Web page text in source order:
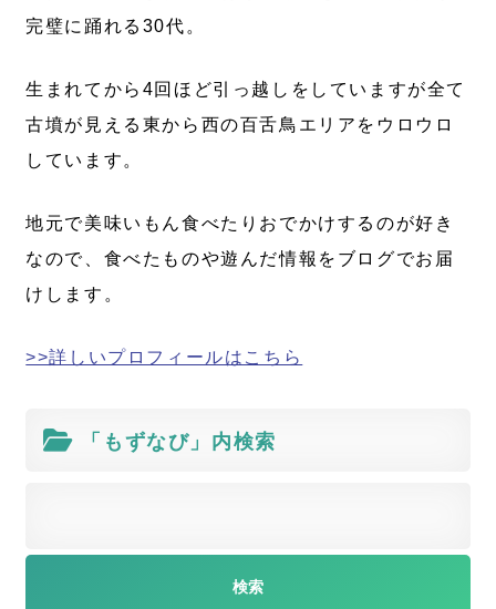
完璧に踊れる30代。
生まれてから4回ほど引っ越しをしていますが全て
古墳が見える東から西の百舌鳥エリアをウロウロ
しています。
地元で美味いもん食べたりおでかけするのが好き
なので、食べたものや遊んだ情報をブログでお届
けします。
>>詳しいプロフィールはこちら
「もずなび」内検索